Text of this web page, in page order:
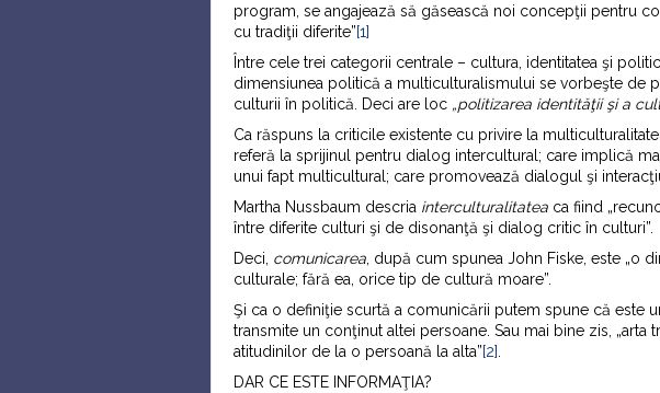
program, se angajează să găsească noi concepţii pentru
cu tradiţii diferite”[1]
Între cele trei categorii centrale – cultura, identitatea şi
dimensiunea politică a multiculturalismului se vorbeşte de
culturii în politică. Deci are loc „politizarea identităţii şi a
Ca răspuns la criticile existente cu privire la
referă la sprijinul pentru dialog intercultural; care implică
unui fapt multicultural; care promovează dialogul şi
Martha Nussbaum descria interculturalitatea ca fiind
între diferite culturi şi de disonanţă şi dialog critic în culturi”.
Deci, comunicarea , după cum spunea John Fiske, este „o
culturale; fără ea, orice tip de cultură moare”.
Şi ca o definiţie scurtă a comunicării putem spune că este
transmite un conţinut altei persoane. Sau mai bine zis, „arta
atitudinilor de la o persoană la alta”[2]
DAR CE ESTE INFORMAŢIA?